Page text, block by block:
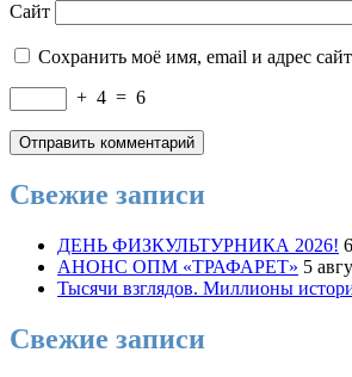
Сайт
Сохранить моё имя, email и адрес
+ 4 = 6
Свежие записи
ДЕНЬ ФИЗКУЛЬТУРНИКА 2026!
АНОНС ОПМ «ТРАФАРЕТ» 5
Тысячи взглядов. Миллионы
Свежие записи